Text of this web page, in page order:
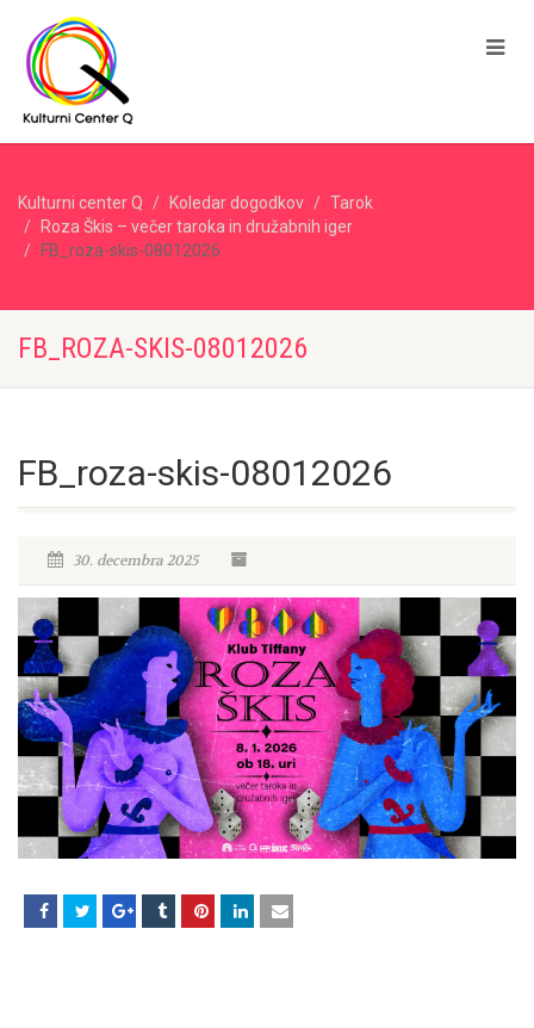
Kulturni center Q Koledar dogodkov
Tarok
Roza Škis – večer taroka in družabnih iger
FB_roza-skis-08012026
FB_ROZA-SKIS-08012026
FB_roza-skis-08012026
30. decembra 2025